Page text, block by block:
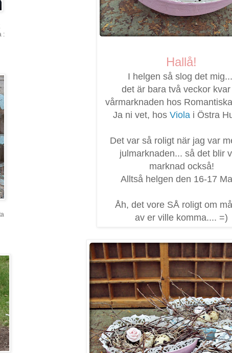
Hallå!
I helgen så slog det
det är bara två veckor
vårmarknaden hos
Ja ni vet, hosViola i Östra
Det var så roligt när jag var
julmarknaden... så det blir
marknad också!
Alltså helgen den 16-17
Åh, det vore SÅ roligt om
av er ville komma.... =)
: